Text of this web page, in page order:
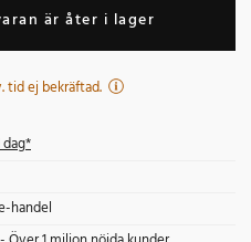
är åter i lager
tid ej bekräftad.
handel